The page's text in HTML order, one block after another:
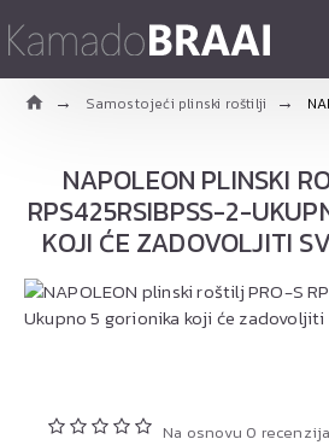
Samostojeći plinski roštilji
NAPOLEON PLINSKI
RPS425RSIBPSS-2-
KOJI ĆE ZADOVOLJITI
Na osnovu 0